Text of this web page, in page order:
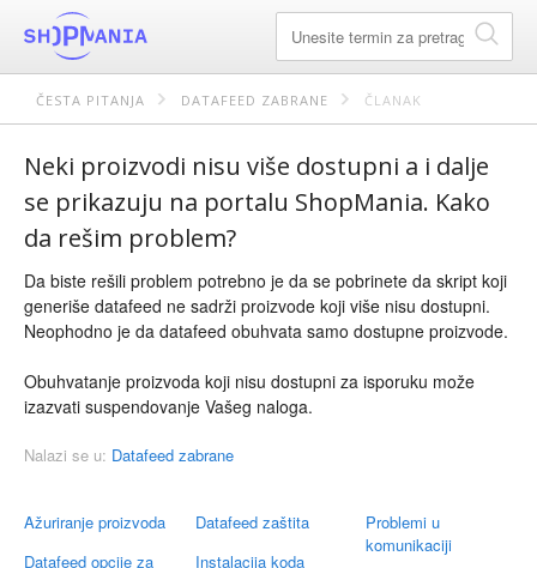
ČESTA PITANJA DATAFEED ZABRANE ČLANAK
Ažuriranje proizvoda
Datafeed opcije za
Datafeed zaštita
Instalacija koda
Problemi u
komunikaciji
Neki proizvodi nisu više dostupni a i dalje
se prikazuju na portalu ShopMania. Kako
da rešim problem?
Da biste rešili problem potrebno je da se pobrinete da skript koji
generiše datafeed ne sadrži proizvode koji više nisu dostupni.
Neophodno je da datafeed obuhvata samo dostupne proizvode.
Obuhvatanje proizvoda koji nisu dostupni za isporuku može
izazvati suspendovanje Vašeg naloga.
Nalazi se u: Datafeed zabrane